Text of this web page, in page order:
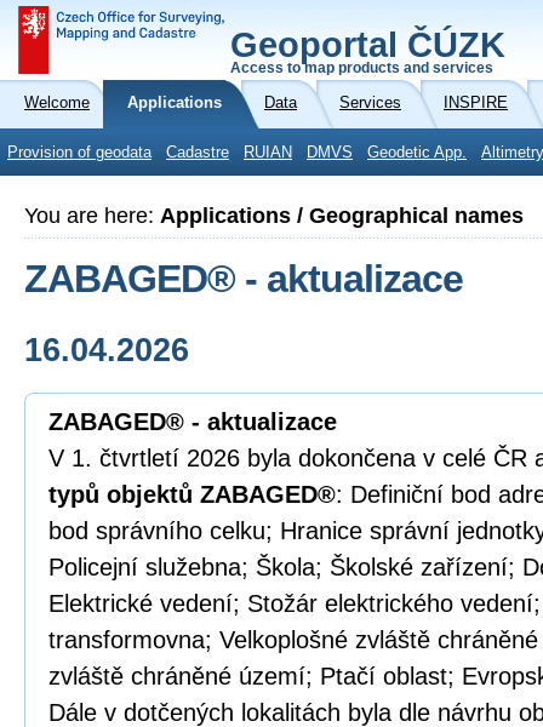
Geoportal ČÚZK
Access to map products and services
Welcome Applications Data Services INSPIRE
Provision of geodata Cadastre RUIAN DMVS Geodetic App.
You are here: Applications / Geographical names
ZABAGED® - aktualizace
16.04.2026
ZABAGED® - aktualizace
V 1. čtvrtletí 2026 byla dokončena v celé ČR
typů objektů ZABAGED®: Definiční bod
bod správního celku; Hranice správní
Policejní služebna; Škola; Školské zařízení;
Elektrické vedení; Stožár elektrického
transformovna; Velkoplošné zvláště
zvláště chráněné území; Ptačí oblast;
Dále v dotčených lokalitách byla dle návrhu